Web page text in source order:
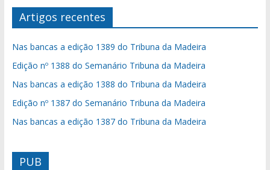
Artigos recentes
Nas bancas a edição 1389 do Tribuna da Madeira
Edição nº 1388 do Semanário Tribuna da Madeira
Nas bancas a edição 1388 do Tribuna da Madeira
Edição nº 1387 do Semanário Tribuna da Madeira
Nas bancas a edição 1387 do Tribuna da Madeira
PUB